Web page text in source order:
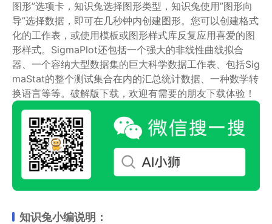
图形”选项卡，知识兔选择图形类型，知识兔使用”图形向
导”选择数据，即可在几秒钟内创建图形。您可以创建格式
化的工作表，或使用模板或图形样式库反复应用喜爱的图
形样式。SigmaPlot还包括一个强大的非线性曲线拟合
器、一个容纳大型数据集的巨大科学数据工作表、包括Sig
maStat的整个测试集合在内的汇总统计数据、一种数学转
换语言等等。破解版下载，欢迎有需要的朋友下载体验！
知识兔小编说明：